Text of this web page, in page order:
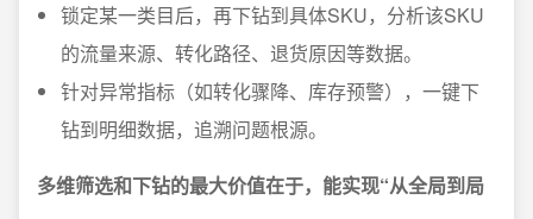
锁定某一类目后，再下钻到具体SKU，分析该SKU
的流量来源、转化路径、退货原因等数据。
针对异常指标（如转化骤降、库存预警），一键下
钻到明细数据，追溯问题根源。
多维筛选和下钻的最大价值在于，能实现“从全局到局